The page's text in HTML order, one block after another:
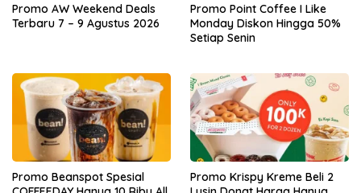
Promo AW Weekend Deals
Terbaru 7 – 9 Agustus 2026
Promo Point Coffee I Like
Monday Diskon Hingga 50%
Setiap Senin
Promo Beanspot Spesial
Promo Krispy Kreme Beli 2